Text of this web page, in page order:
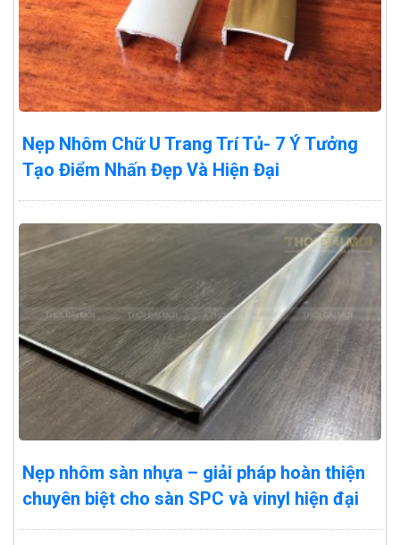
Nẹp Nhôm Chữ U Trang Trí Tủ- 7 Ý Tưởng
Tạo Điểm Nhấn Đẹp Và Hiện Đại
Nẹp nhôm sàn nhựa – giải pháp hoàn thiện
chuyên biệt cho sàn SPC và vinyl hiện đại